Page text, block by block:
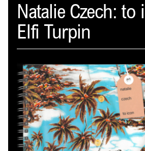
Spector
PROFIL
AKTUELLES
INDEX
WARENKORB (
Natalie Czech: to
Elfi Turpin